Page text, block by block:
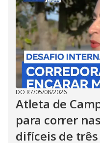
DO R7/05/08/2026
Atleta de
para correr
difíceis de